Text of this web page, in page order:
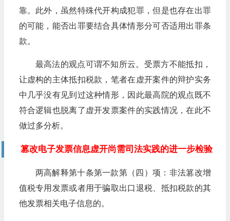
靠。此外，虽然特殊代开构成犯罪，但是也存在出罪
的可能，能否出罪要结合具体情形分可否适用出罪条
款。
最高法的观点可谓不知所云。受票方不能抵扣，
让虚构的主体抵扣税款，笔者在虚开案件的辩护实务
中几乎没有见到过这种情形，因此最高院的观点既不
符合逻辑也脱离了虚开发票案件的实践情况，在此不
做过多分析。
篡改电子发票信息虚开尚需司法实践的进一步检验
两高解释第十条第一款第（四）项：非法篡改增
值税专用发票或者用于骗取出口退税、抵扣税款的其
他发票相关电子信息的。